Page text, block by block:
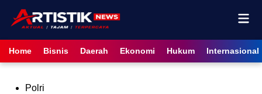
content
Home Bisnis Daerah Ekonomi Hukum Internasional
PostedPolri